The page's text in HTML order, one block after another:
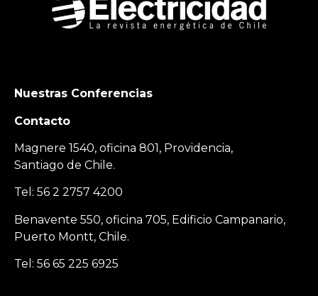
Nuestras Conferencias
Contacto
Magnere 1540, oficina 801, Providencia,
Santiago de Chile.
Tel: 56 2 2757 4200
Benavente 550, oficina 705, Edificio Campanario,
Puerto Montt, Chile.
Tel: 56 65 225 6925